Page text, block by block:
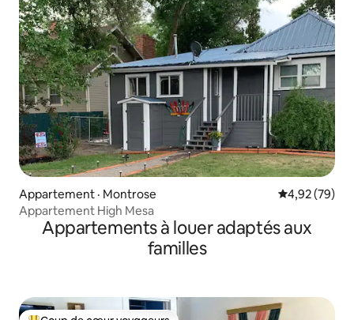
Appartement · Montrose Note
4,92 (79)
Appartement High Mesa
Appartements à louer adaptés aux
familles